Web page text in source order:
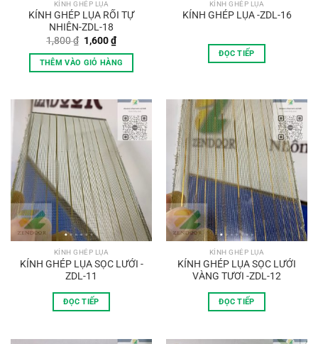
KÍNH GHÉP LỤA
KÍNH GHÉP LỤA RỐI TỰ
NHIÊN-ZDL-18
1,800₫ Giá
gốc
là:
1,800 ₫.
1,600₫Giá
hiện
tại
là:
THÊM VÀO GIỎ HÀNG
KÍNH GHÉP LỤA
KÍNH GHÉP LỤA -ZDL-16
ĐỌC TIẾP
KÍNH GHÉP LỤA
KÍNH GHÉP LỤA SỌC LƯỚI -
ZDL-11
ĐỌC TIẾP
KÍNH GHÉP LỤA
KÍNH GHÉP LỤA SỌC LƯỚI
VÀNG TƯƠI -ZDL-12
ĐỌC TIẾP